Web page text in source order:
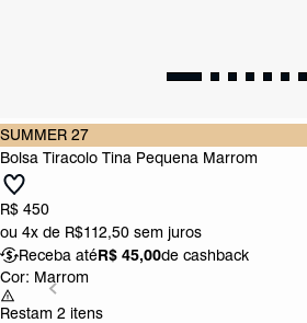
SUMMER 27
Bolsa Tiracolo Tina Pequena Marrom
R$ 450
ou 4x de R$112,50 sem juros
Receba atéR$ 45,00de cashback
Cor: Marrom
Restam 2 itens